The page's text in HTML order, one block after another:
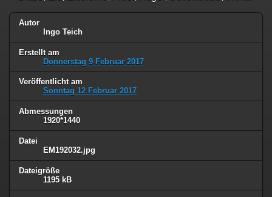
Autor
Ingo Teich
Erstellt am
Donnerstag 9 Februar 2017
Veröffentlicht am
Sonntag 12 Februar 2017
Abmessungen
1920*1440
Datei
EM192032.jpg
Dateigröße
1195 kB